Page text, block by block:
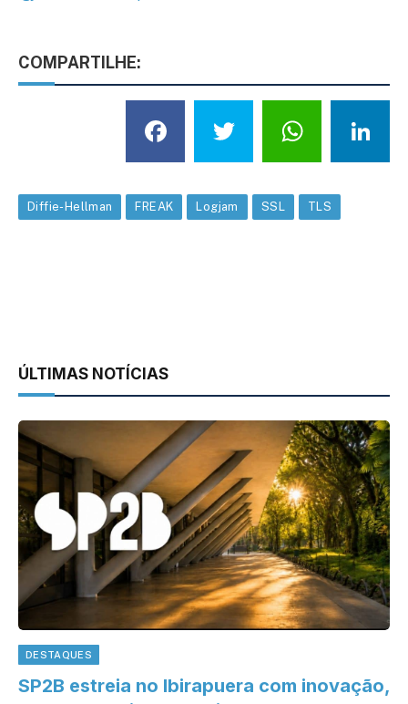
COMPARTILHE:
Facebook
Twitter
Diffie-Hellman FREAK Logjam SSL TLS
ÚLTIMAS NOTÍCIAS
DESTAQUES
SP2B estreia no Ibirapuera com inovação,